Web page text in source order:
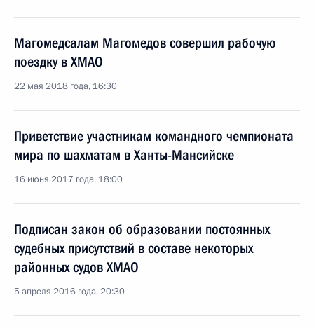
Магомедсалам Магомедов совершил рабочую
поездку в ХМАО
22 мая 2018 года, 16:30
Приветствие участникам командного чемпионата
мира по шахматам в Ханты-Мансийске
16 июня 2017 года, 18:00
Подписан закон об образовании постоянных
судебных присутствий в составе некоторых
районных судов ХМАО
5 апреля 2016 года, 20:30